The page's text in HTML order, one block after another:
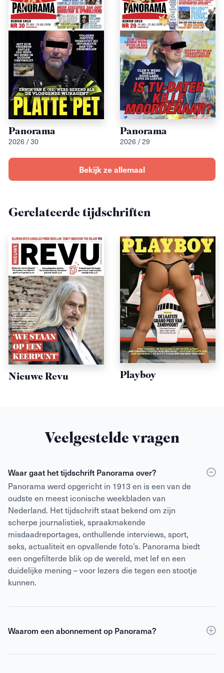
Panorama
2026 / 30
Panorama
2026 / 29
Bekijk ze allemaal
Gerelateerde tijdschriften
Nieuwe Revu Playboy
Veelgestelde vragen
Waar gaat het tijdschrift Panorama over?
Panorama werd opgericht in 1913 en is een van de
oudste en meest iconische weekbladen van
Nederland. Het tijdschrift staat bekend om zijn
scherpe journalistiek, spraakmakende
misdaadreportages, onthullende interviews, sport,
seks, actualiteit en opvallende foto’s. Panorama biedt
een ongefilterde blik op de wereld, met lef en een
duidelijke mening – voor lezers die tegen een stootje
kunnen.
Waarom een abonnement op Panorama?
Een abonnement op Panorama is voordeliger dan